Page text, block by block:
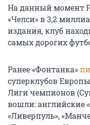
На данный момент
«Челси» в 3,2
издания, клуб
самых дорогих
Ранее «Фонтанка»
суперклубов
Лиги чемпионов
вошли: английские
«Ливерпуль»,